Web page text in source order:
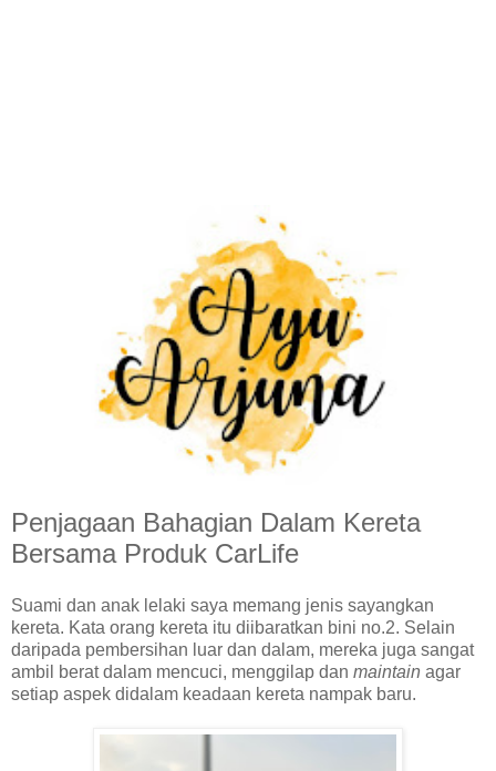
Penjagaan Bahagian Dalam Kereta
Bersama Produk CarLife
Suami dan anak lelaki saya memang jenis sayangkan
kereta. Kata orang kereta itu diibaratkan bini no.2. Selain
daripada pembersihan luar dan dalam, mereka juga sangat
ambil berat dalam mencuci, menggilap dan maintain agar
setiap aspek didalam keadaan kereta nampak baru.